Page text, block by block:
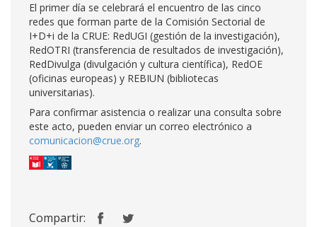
El primer día se celebrará el encuentro de las cinco
redes que forman parte de la Comisión Sectorial de
I+D+i de la CRUE: RedUGI (gestión de la investigación),
RedOTRI (transferencia de resultados de investigación),
RedDivulga (divulgación y cultura científica), RedOE
(oficinas europeas) y REBIUN (bibliotecas
universitarias).
Para confirmar asistencia o realizar una consulta sobre
este acto, pueden enviar un correo electrónico a
comunicacion@crue.org.
Compartir: